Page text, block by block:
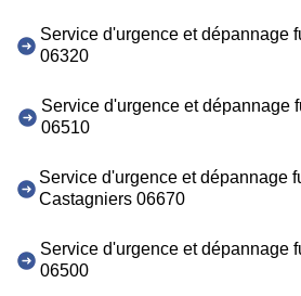
Service d'urgence et dépannage
06320
Service d'urgence et dépannage
06510
Service d'urgence et dépannage
Castagniers 06670
Service d'urgence et dépannage
06500